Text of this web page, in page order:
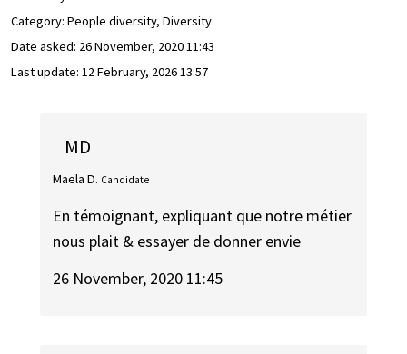
Category: People diversity, Diversity
Date asked: 26 November, 2020 11:43
Last update: 12 February, 2026 13:57
MD
Maela D. Candidate
En témoignant, expliquant que notre métier
nous plait & essayer de donner envie
26 November, 2020 11:45